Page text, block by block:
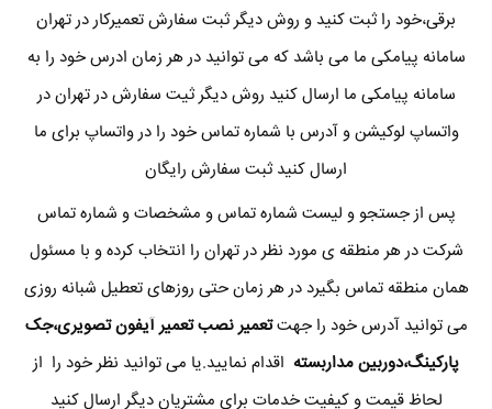
برقی،خود را ثبت کنید و روش دیگر ثبت سفارش تعمیرکار در تهران
سامانه پیامکی ما می باشد که می توانید در هر زمان ادرس خود را به
سامانه پیامکی ما ارسال کنید روش دیگر ثیت سفارش در تهران در
واتساپ لوکیشن و آدرس با شماره تماس خود را در واتساپ برای ما
ارسال کنید ثبت سفارش رایگان
پس از جستجو و لیست شماره تماس و مشخصات و شماره تماس
شرکت در هر منطقه ی مورد نظر در تهران را انتخاب کرده و با مسئول
همان منطقه تماس بگیرد در هر زمان حتی روزهای تعطیل شبانه روزی
می توانید آدرس خود را جهتتعمیر نصب تعمیر آیفون تصویری،جک
پارکینگ،دوربین مداربسته اقدام نمایید.یا می توانید نظر خود را از
لحاظ قیمت و کیفیت خدمات برای مشتریان دیگر ارسال کنید